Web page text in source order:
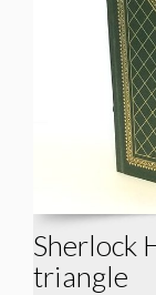
Sherlock
triangle